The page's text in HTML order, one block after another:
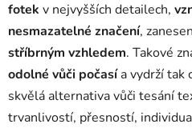
fotek v nejvyšších detailech,
nesmazatelné značení,
stříbrným vzhledem. Takové
odolné vůči počasía vydrží tak
skvělá alternativa vůči tesání
trvanlivostí, přesností,